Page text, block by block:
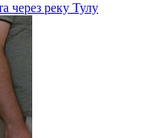
через реку Тулу